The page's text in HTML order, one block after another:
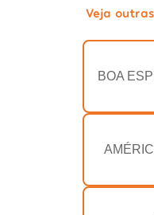
Veja
BOA